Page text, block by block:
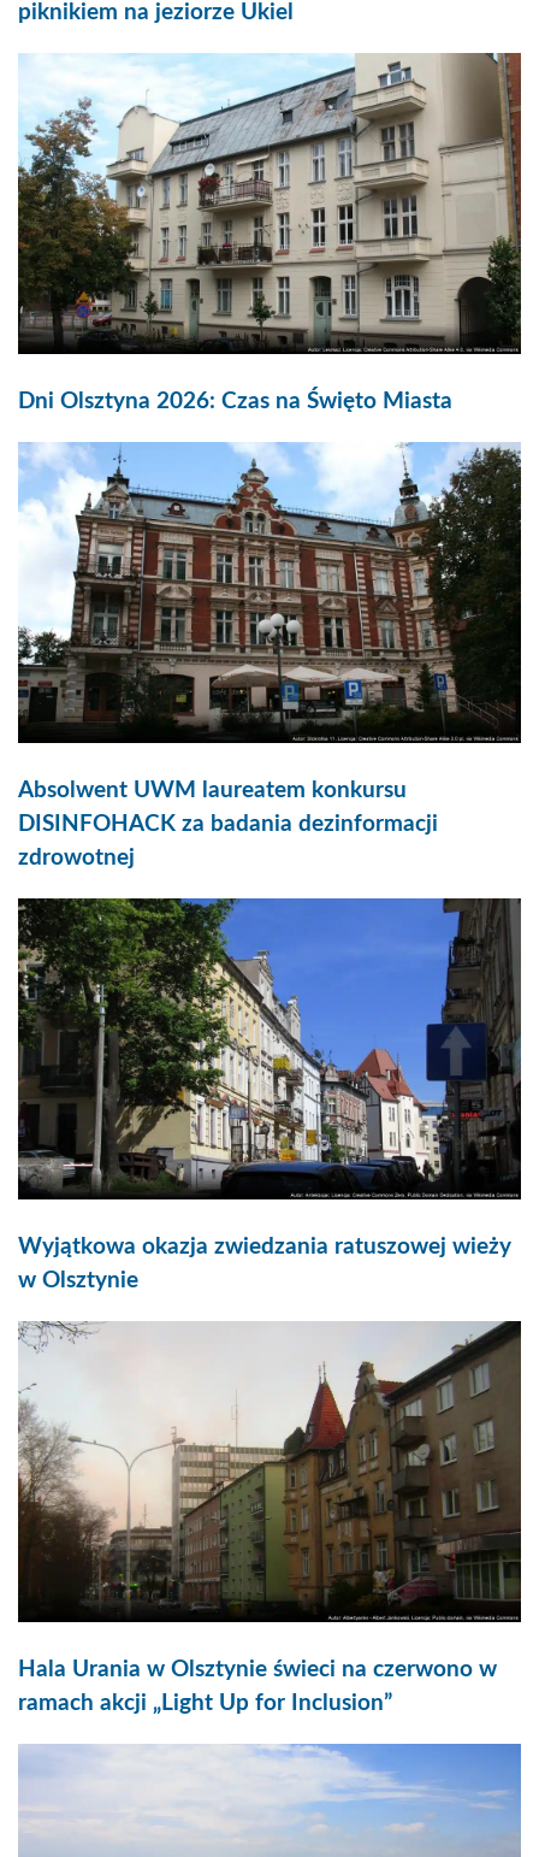
piknikiem na jeziorze Ukiel
Dni Olsztyna 2026: Czas na Święto Miasta
Absolwent UWM laureatem konkursu
DISINFOHACK za badania dezinformacji
zdrowotnej
Wyjątkowa okazja zwiedzania ratuszowej wieży
w Olsztynie
Hala Urania w Olsztynie świeci na czerwono w
ramach akcji „Light Up for Inclusion”